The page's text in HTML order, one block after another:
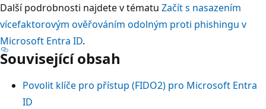
Další podrobnosti najdete v tématu Začít s nasazením
vícefaktorovým ověřováním odolným proti phishingu v
Microsoft Entra ID.
Související obsah
Povolit klíče pro přístup (FIDO2) pro Microsoft Entra
ID